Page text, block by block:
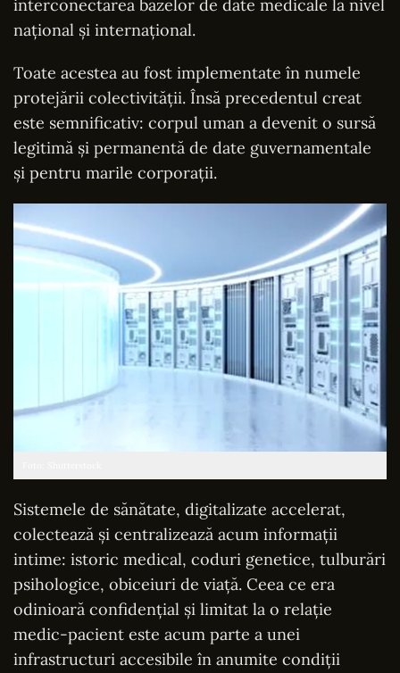
interconectarea bazelor de date medicale la nivel
național și internațional.
Toate acestea au fost implementate în numele
protejării colectivității. Însă precedentul creat
este semnificativ: corpul uman a devenit o sursă
legitimă și permanentă de date guvernamentale
și pentru marile corporații.
Sistemele de sănătate, digitalizate accelerat,
colectează și centralizează acum informații
intime: istoric medical, coduri genetice, tulburări
psihologice, obiceiuri de viață. Ceea ce era
odinioară confidențial și limitat la o relație
medic-pacient este acum parte a unei
infrastructuri accesibile în anumite condiții